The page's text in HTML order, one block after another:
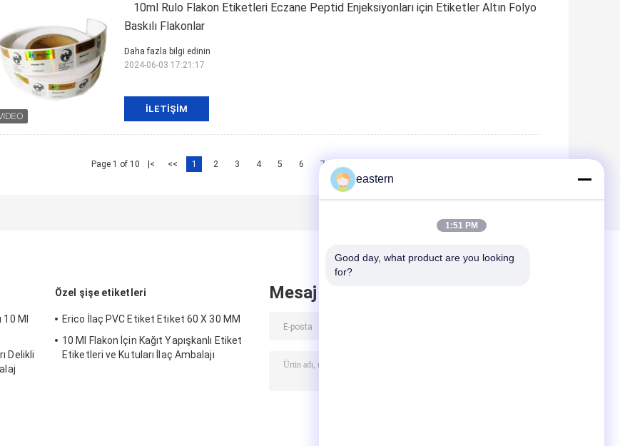
10ml Rulo Flakon Etiketleri Eczane Peptid Enjeksiyonları için Etiketler Altın Folyo
Baskılı Flakonlar
İLETIŞIM
Daha fazla bilgi edinin
2024-06-03 17:21:17
Page 1 of 10 |< << 1 2 3 4 5 6 7
Ml
Delikli
Özel şişe etiketleri
Erico İlaç PVC Etiket Etiket 60 X 30 MM
10 Ml Flakon İçin Kağıt Yapışkanlı Etiket
Etiketleri ve Kutuları İlaç Ambalajı
Mesaj bırak
eastern
1:51 PM
Good day, what product are you looking
for?